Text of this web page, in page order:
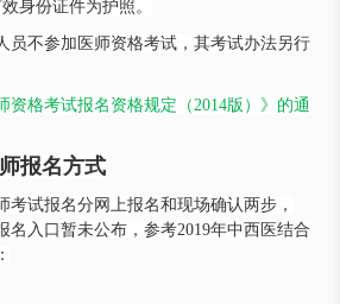
身份证件为护照。
员不参加医师资格考试，其考试办法另行
资格考试报名资格规定（ 2014版）》的通
报名方式
考试报名分网上报名和现场确认两步，
名入口暂未公布，参考2019年中西医结合